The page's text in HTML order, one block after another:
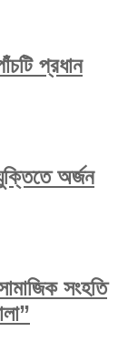
প্রধান
অর্জন
সংহতি